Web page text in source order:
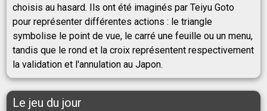
choisis au hasard. Ils ont été imaginés par Teiyu Goto
pour représenter différentes actions : le triangle
symbolise le point de vue, le carré une feuille ou un menu,
tandis que le rond et la croix représentent respectivement
la validation et l'annulation au Japon.
Le jeu du jour